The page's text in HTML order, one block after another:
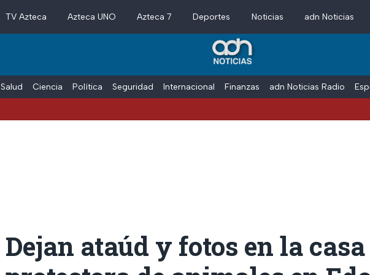
TV Azteca Azteca UNO Azteca 7 Deportes Noticias adn Noticias
Salud Ciencia Política Seguridad Internacional Finanzas adn Noticias Radio
Dejan ataúd y fotos en la casa